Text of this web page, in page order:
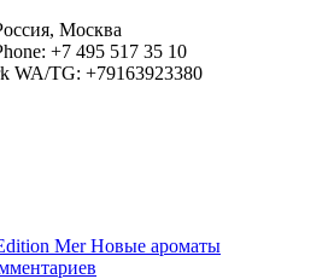
Москва
+7 495 517 35 10
WA/TG: +79163923380
Mer Новые ароматы